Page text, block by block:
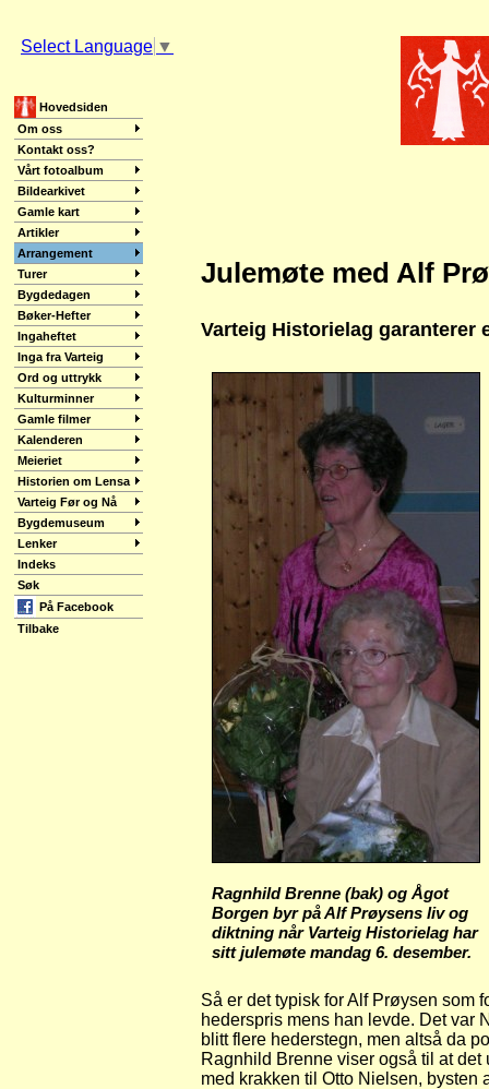
Hovedsiden
Om oss
Kontakt oss?
Vårt fotoalbum
Bildearkivet
Gamle kart
Artikler
Arrangement
Turer
Bygdedagen
Bøker-Hefter
Ingaheftet
Inga fra Varteig
Ord og uttrykk
Kulturminner
Gamle filmer
Kalenderen
Meieriet
Historien om Lensa
Varteig Før og Nå
Bygdemuseum
Lenker
Indeks
Søk
På Facebook
Tilbake
Select Language ▼
Julemøte med Alf
Varteig Historielag garanterer
Ragnhild Brenne (bak) og Ågot
Borgen byr på Alf Prøysens liv og
diktning når Varteig Historielag har
sitt julemøte mandag 6. desember.
Så er det typisk for Alf Prøysen som
hederspris mens han levde. Det var
blitt flere hederstegn, men altså da
Ragnhild Brenne viser også til at
med krakken til Otto Nielsen,